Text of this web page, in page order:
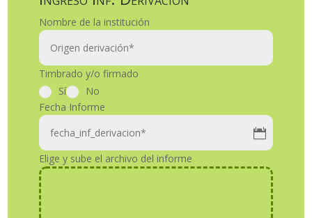
Nombre de la institución
Timbrado y/o firmado
Sí
No
Fecha Informe
Elige y sube el archivo del informe